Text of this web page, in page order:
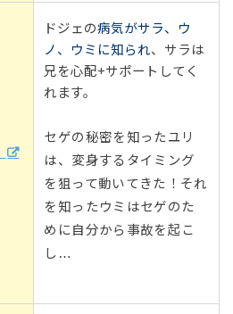
ドジェの病気がサラ、ウ
ノ、ウミに知られ、サラは
兄を心配+サポートしてく
れます。
セゲの秘密を知ったユリ
は、変身するタイミング
を狙って動いてきた！それ
を知ったウミはセゲのた
めに自分から事故を起こ
し…